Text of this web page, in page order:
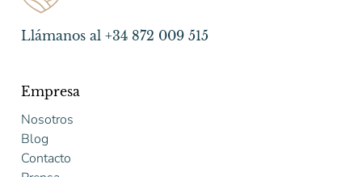
Llámanos al +34 872 009 515
Empresa
Nosotros
Blog
Contacto